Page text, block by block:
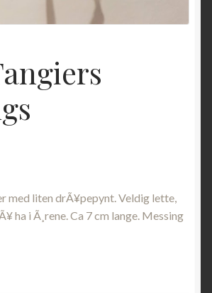
med liten drÃ¥pepynt. Veldig lette,
ha i Ã¸rene. Ca 7 cm lange. Messing